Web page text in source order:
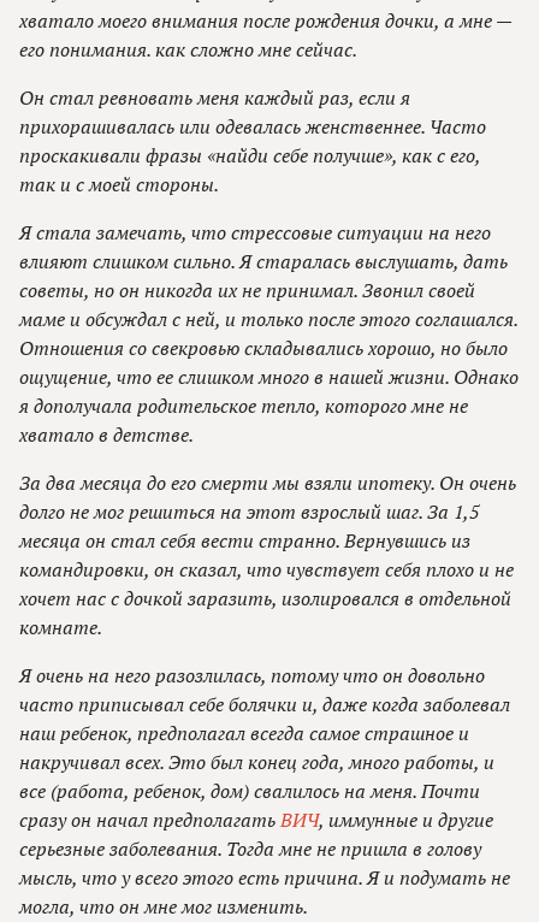
хватало моего внимания после рождения дочки, а мне —
его понимания. как сложно мне сейчас.
Он стал ревновать меня каждый раз, если я
прихорашивалась или одевалась женственнее. Часто
проскакивали фразы «найди себе получше», как с его,
так и с моей стороны.
Я стала замечать, что стрессовые ситуации на него
влияют слишком сильно. Я старалась выслушать, дать
советы, но он никогда их не принимал. Звонил своей
маме и обсуждал с ней, и только после этого соглашался.
Отношения со свекровью складывались хорошо, но было
ощущение, что ее слишком много в нашей жизни. Однако
я дополучала родительское тепло, которого мне не
хватало в детстве.
За два месяца до его смерти мы взяли ипотеку. Он очень
долго не мог решиться на этот взрослый шаг. За 1,5
месяца он стал себя вести странно. Вернувшись из
командировки, он сказал, что чувствует себя плохо и не
хочет нас с дочкой заразить, изолировался в отдельной
комнате.
Я очень на него разозлилась, потому что он довольно
часто приписывал себе болячки и, даже когда заболевал
наш ребенок, предполагал всегда самое страшное и
накручивал всех. Это был конец года, много работы, и
все (работа, ребенок, дом) свалилось на меня. Почти
сразу он начал предполагатьВИЧ, иммунные и другие
серьезные заболевания. Тогда мне не пришла в голову
мысль, что у всего этого есть причина. Я и подумать не
могла, что он мне мог изменить.